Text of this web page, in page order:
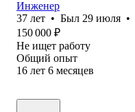
Инженер
37 лет • Был 29 июля •
150 000 ₽
Не ищет работу
Общий опыт
16 лет 6 месяцев